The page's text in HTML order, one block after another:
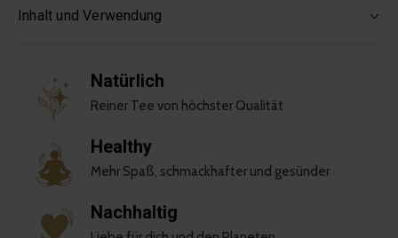
Inhalt und Verwendung
Natürlich
Reiner Tee von höchster Qualität
Healthy
Mehr Spaß, schmackhafter und gesünder
Nachhaltig